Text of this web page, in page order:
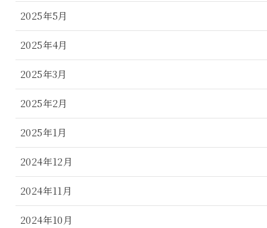
2025年5月
2025年4月
2025年3月
2025年2月
2025年1月
2024年12月
2024年11月
2024年10月